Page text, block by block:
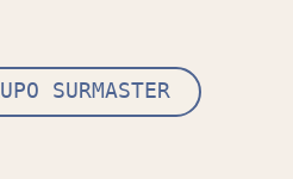
SURMASTER